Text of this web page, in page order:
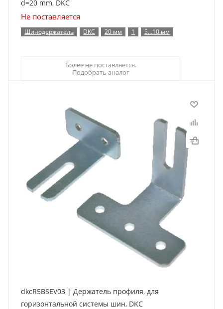
d=20 mm, DKC
Не поставляется
Шинодержатель DKC 20 мм 1 5…10 мм
Более не поставляется.
Подобрать аналог
dkcR5BSEV03 | Держатель профиля, для
горизонтальной системы шин, DKC